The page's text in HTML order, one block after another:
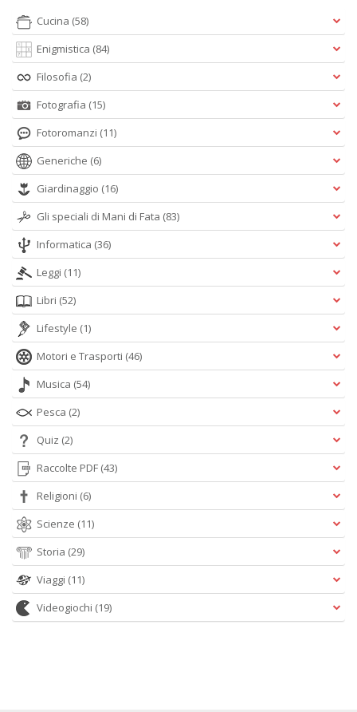
Cucina (58)
Enigmistica (84)
Filosofia (2)
Fotografia (15)
Fotoromanzi (11)
Generiche (6)
Giardinaggio (16)
Gli speciali di Mani di Fata (83)
Informatica (36)
Leggi (11)
Libri (52)
Lifestyle (1)
Motori e Trasporti (46)
Musica (54)
Pesca (2)
Quiz (2)
Raccolte PDF (43)
Religioni (6)
Scienze (11)
Storia (29)
Viaggi (11)
Videogiochi (19)